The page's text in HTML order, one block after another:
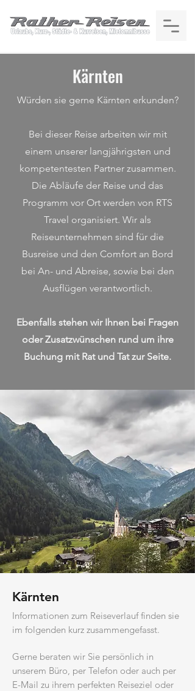
Kärnten
Würden sie gerne Kärnten erkunden?
Bei dieser Reise arbeiten wir mit
einem unserer langjährigsten und
kompetentesten Partner zusammen.
Die Abläufe der Reise und das
Programm vor Ort werden von RTS
Travel organisiert. Wir als
Reiseunternehmen sind für die
Busreise und den Comfort an Bord
bei An- und Abreise, sowie bei den
Ausflügen verantwortlich.
Ebenfalls stehen wir Ihnen bei Fragen
oder Zusatzwünschen rund um ihre
Buchung mit Rat und Tat zur Seite.
Kärnten
Informationen zum Reiseverlauf finden sie
im folgenden kurz zusammengefasst.
Gerne beraten wir Sie persönlich in
unserem Büro, per Telefon oder auch per
E-Mail zu ihrem perfekten Reiseziel oder